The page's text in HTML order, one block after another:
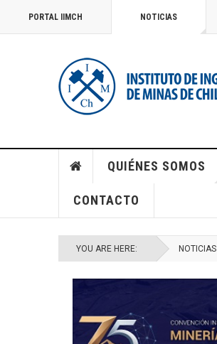
PORTAL IIMCH NOTICIAS
QUIÉNES SOMOS
CONTACTO
YOU ARE HERE: NOTICIAS